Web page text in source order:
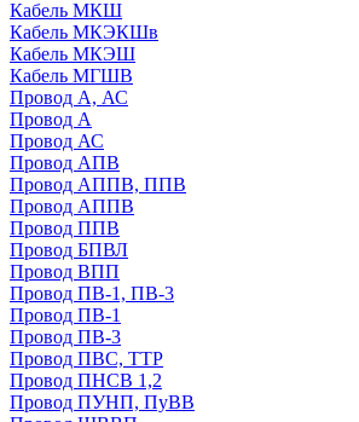
Кабель МКШ
Кабель МКЭКШв
Кабель МКЭШ
Кабель МГШВ
Провод А, АС
Провод А
Провод АС
Провод АПВ
Провод АППВ, ППВ
Провод АППВ
Провод ППВ
Провод БПВЛ
Провод ВПП
Провод ПВ-1, ПВ-3
Провод ПВ-1
Провод ПВ-3
Провод ПВС, ТТР
Провод ПНСВ 1,2
Провод ПУНП, ПуВВ